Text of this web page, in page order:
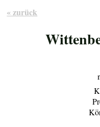
« zurück